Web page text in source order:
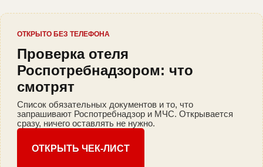
ОТКРЫТО БЕЗ ТЕЛЕФОНА
Проверка отеля
Роспотребнадзором: что
смотрят
Список обязательных документов и то, что
запрашивают Роспотребнадзор и МЧС. Открывается
сразу, ничего оставлять не нужно.
ОТКРЫТЬ ЧЕК-ЛИСТ